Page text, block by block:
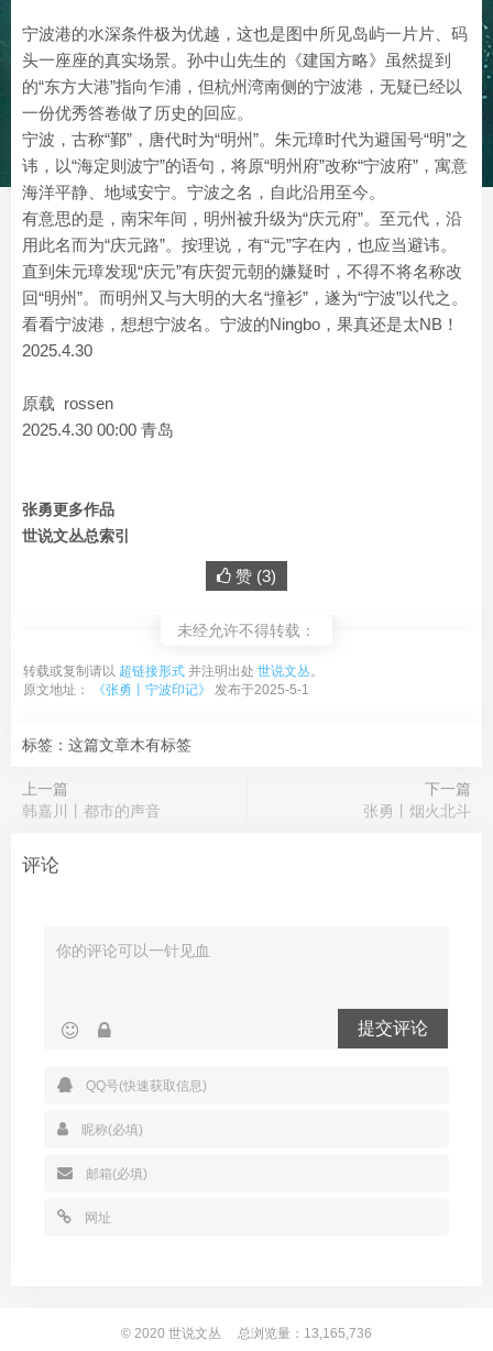
宁波港的水深条件极为优越，这也是图中所见岛屿一片片、码
头一座座的真实场景。孙中山先生的《建国方略》虽然提到
的“东方大港”指向乍浦，但杭州湾南侧的宁波港，无疑已经以
一份优秀答卷做了历史的回应。
宁波，‌古称“鄞”，‌唐代时为“明州‌”。朱元璋时代为避国号“明”之
讳，以“海定则波宁”的语句，将原“明州府”改称“宁波府”，寓意
海洋平静、地域安宁。宁波之名，自此沿用至今。
‌有意思的是，南宋年间，明州被升级为“庆元府”。至元代，沿
用此名而为“庆元路”。按理说，有“元”字在内，也应当避讳。
直到朱元璋发现“庆元”有庆贺元朝的嫌疑时，不得不将名称改
回“明州”。而明州又与大明的大名“撞衫”，遂为“宁波”以代之。
看看宁波港，想想宁波名。宁波的Ningbo，果真还是太NB！‌
2025.4.30
原载 rossen
2025.4.30 00:00 青岛
张勇更多作品
世说文丛总索引
赞 (3)
未经允许不得转载：
转载或复制请以 超链接形式 并注明出处 世说文丛。
原文地址：
《张勇丨宁波印记》 发布于2025-5-1
标签：这篇文章木有标签
上一篇
韩嘉川丨都市的声音
下一篇
张勇丨烟火北斗
评论
提交评论
© 2020 世说文丛 总浏览量：13,165,736